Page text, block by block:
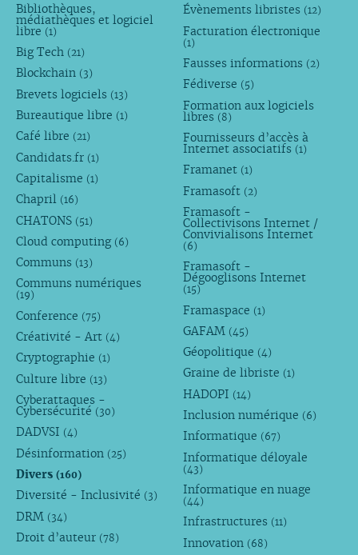
Bibliothèques,
médiathèques et logiciel
libre (1)
Big Tech (21)
Blockchain (3)
Brevets logiciels (13)
Bureautique libre (1)
Café libre (21)
Candidats.fr (1)
Capitalisme (1)
Chapril (16)
CHATONS (51)
Cloud computing (6)
Communs (13)
Communs numériques
(19)
Conference (75)
Créativité - Art (4)
Cryptographie (1)
Culture libre (13)
Cyberattaques -
Cybersécurité (30)
DADVSI (4)
Désinformation (25)
Divers (160)
Diversité - Inclusivité (3)
DRM (34)
Droit d’auteur (78)
Évènements libristes (12)
Facturation électronique
(1)
Fausses informations (2)
Fédiverse (5)
Formation aux logiciels
libres (8)
Fournisseurs d’accès à
Internet associatifs (1)
Framanet (1)
Framasoft (2)
Framasoft -
Collectivisons Internet /
Convivialisons Internet
(6)
Framasoft -
Dégooglisons Internet
(15)
Framaspace (1)
GAFAM (45)
Géopolitique (4)
Graine de libriste (1)
HADOPI (14)
Inclusion numérique (6)
Informatique (67)
Informatique déloyale
(43)
Informatique en nuage
(44)
Infrastructures (11)
Innovation (68)